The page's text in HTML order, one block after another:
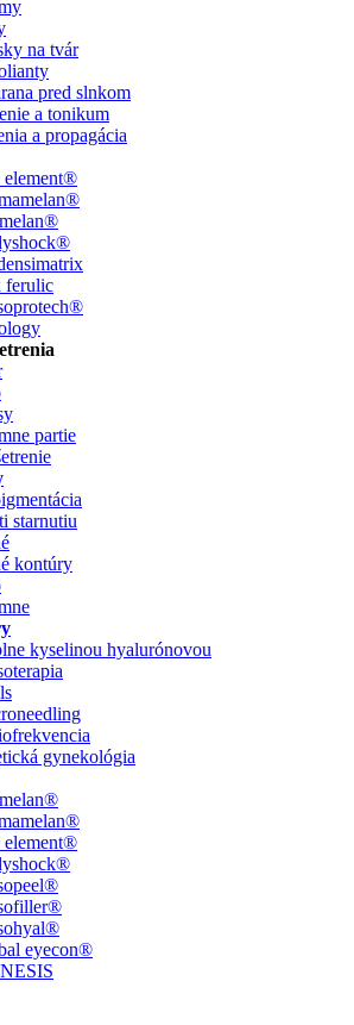
na tvár
pred slnkom
a tonikum
a propagácia
element®
ferulic
partie
starnutiu
kontúry
kyselinou hyalurónovou
gynekológia
element®
eyecon®